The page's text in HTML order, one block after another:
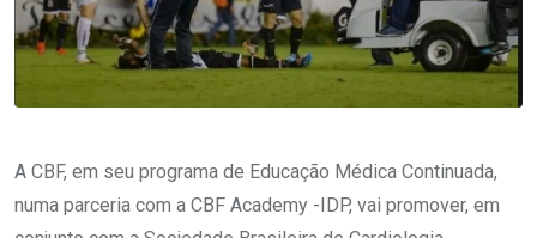
A CBF, em seu programa de Educação Médica Continuada,
numa parceria com a CBF Academy -IDP, vai promover, em